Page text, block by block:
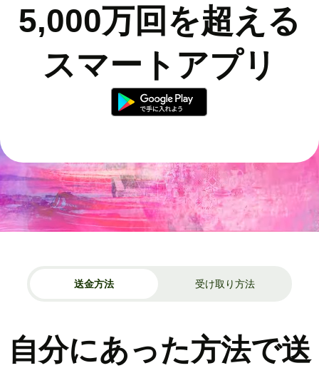
5,000万回を超える
スマートアプリ
送金方法 受け取り方法
自分にあった方法で送